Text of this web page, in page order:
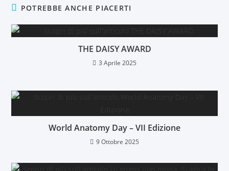
POTREBBE ANCHE PIACERTI
THE DAISY AWARD
3 Aprile 2025
World Anatomy Day – VII Edizione
9 Ottobre 2025